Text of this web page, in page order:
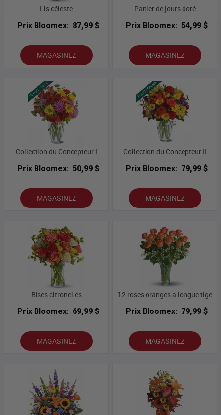
Lis céleste
Prix Bloomex: 87,99 $
MAGASINEZ
Panier de jours doré
Prix Bloomex: 54,99 $
MAGASINEZ
Collection du Concepteur I
Prix Bloomex: 50,99 $
MAGASINEZ
Collection du Concepteur II
Prix Bloomex: 79,99 $
MAGASINEZ
Bises citronelles
Prix Bloomex: 69,99 $
MAGASINEZ
12 roses oranges a longue tige
Prix Bloomex: 79,99 $
MAGASINEZ